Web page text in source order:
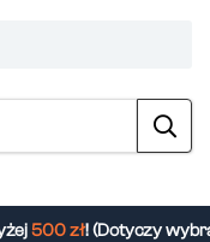
500 zł! (Dotyczy